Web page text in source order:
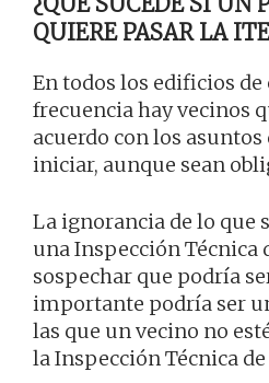
QUIERE PASAR LA
En todos los edificios
frecuencia hay vecinos
acuerdo con los
iniciar, aunque sean
La ignorancia de lo que
una Inspección Técnica
sospechar que podría
importante podría ser
las que un vecino no
la Inspección Técnica